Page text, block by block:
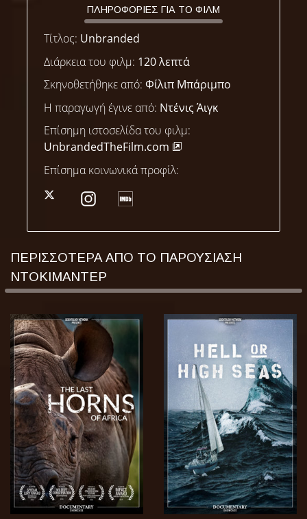
ΠΛΗΡΟΦΟΡΙΕΣ ΓΙΑ ΤΟ ΦΙΛΜ
Τίτλος: Unbranded
Διάρκεια του φιλμ: 120 λεπτά
Σκηνοθετήθηκε από: Φίλιπ Μπάριμπο
Η παραγωγή έγινε από: Ντένις Άιγκ
Επίσημη ιστοσελίδα του φιλμ:
UnbrandedTheFilm.com
Επίσημα κοινωνικά προφίλ:
ΠΕΡΙΣΣΟΤΕΡΑ ΑΠΟ ΤΟ ΠΑΡΟΥΣΙΑΣΗ
ΝΤΟΚΙΜΑΝΤΕΡ